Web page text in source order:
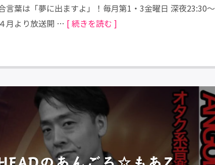
言葉は「夢に出ますよ」！毎月第1・3金曜日 深夜23:30～
月より放送開 … [ 続きを読む ]